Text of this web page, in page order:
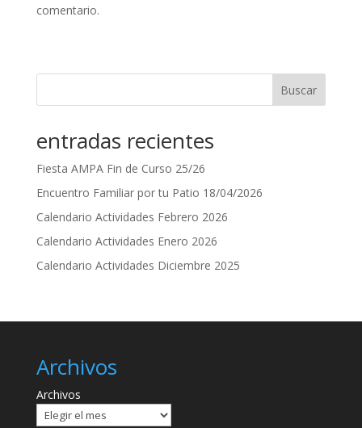
comentario.
Buscar
entradas recientes
Fiesta AMPA Fin de Curso 25/26
Encuentro Familiar por tu Patio 18/04/2026
Calendario Actividades Febrero 2026
Calendario Actividades Enero 2026
Calendario Actividades Diciembre 2025
Archivos
Archivos